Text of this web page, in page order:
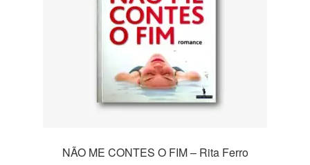
NÃO ME CONTES O FIM – Rita Ferro